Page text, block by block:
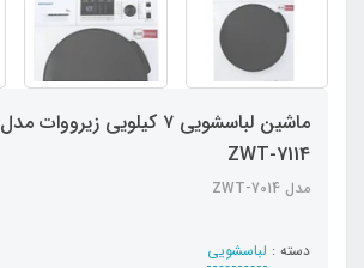
ماشین لباسشویی ۷ کیلویی زیرووات مدل
ZWT-7114
مدل ZWT-7014
دسته : لباسشویی